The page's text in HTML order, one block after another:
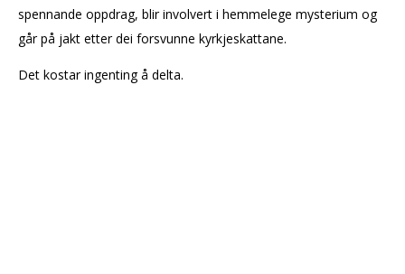
spennande oppdrag, blir involvert i hemmelege mysterium og
går på jakt etter dei forsvunne kyrkjeskattane.
Det kostar ingenting å delta.